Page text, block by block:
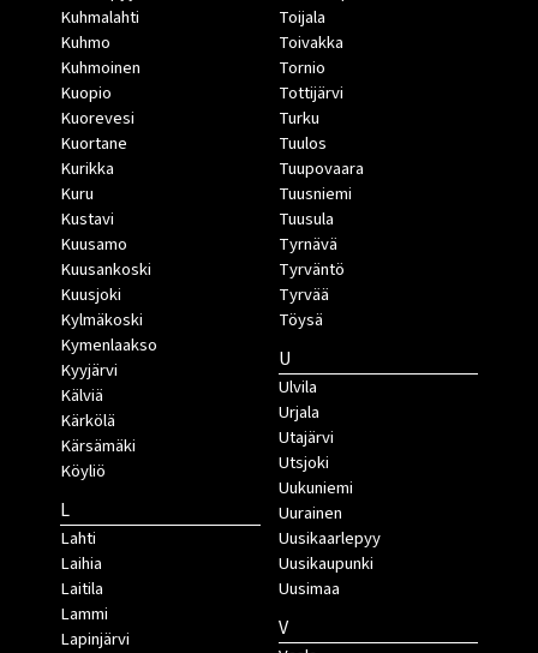
Kuhmalahti
Kuhmo
Kuhmoinen
Kuopio
Kuorevesi
Kuortane
Kurikka
Kuru
Kustavi
Kuusamo
Kuusankoski
Kuusjoki
Kylmäkoski
Kymenlaakso
Kyyjärvi
Kälviä
Kärkölä
Kärsämäki
Köyliö
L
Lahti
Laihia
Laitila
Lammi
Lapinjärvi
Toijala
Toivakka
Tornio
Tottijärvi
Turku
Tuulos
Tuupovaara
Tuusniemi
Tuusula
Tyrnävä
Tyrväntö
Tyrvää
Töysä
U
Ulvila
Urjala
Utajärvi
Utsjoki
Uukuniemi
Uurainen
Uusikaarlepyy
Uusikaupunki
Uusimaa
V